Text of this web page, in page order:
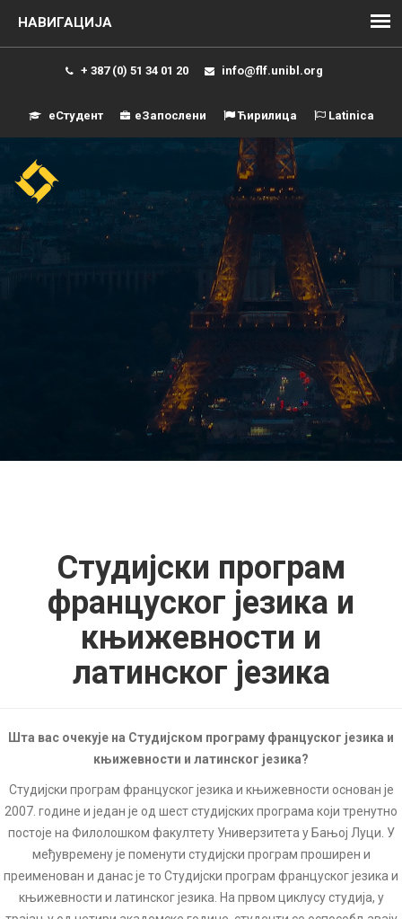
+ 387 (0) 51 34 01 20 info@flf.unibl.org
еСтудент еЗапослени Ћирилица Latinica
Студијски програм
француског језика и
књижевности и
латинског језика
Шта вас очекује на Студијском програму француског језика и
књижевности и латинског језика?
Студијски програм француског језика и књижевности основан је
2007. године и један је од шест студијских програма који тренутно
постоје на Филолошком факултету Универзитета у Бањој Луци. У
међувремену је поменути студијски програм проширен и
преименован и данас је то Студијски програм француског језика и
књижевности и латинског језика. На првом циклусу студија, у